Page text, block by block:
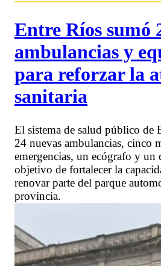
Entre Ríos sumó
ambulancias y
para reforzar la
sanitaria
El sistema de salud público de
24 nuevas ambulancias, cinco
emergencias, un ecógrafo y
objetivo de fortalecer la
renovar parte del parque
provincia.